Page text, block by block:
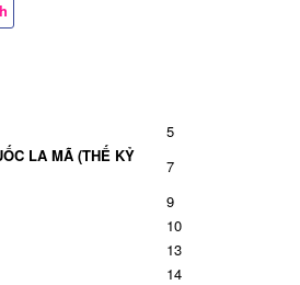
5
LA MÃ (THẾ KỶ
7
9
10
13
14